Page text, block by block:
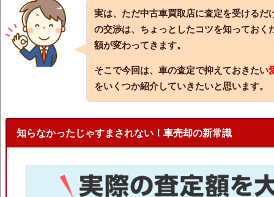
実は、ただ中古車買取店に査定を受けるだ
の交渉は、ちょっとしたコツを知っておく
額が変わってきます。
そこで今回は、車の査定で抑えておきたい
をいくつか紹介していきたいと思います。
知らなかったじゃすまされない！車売却の新常識